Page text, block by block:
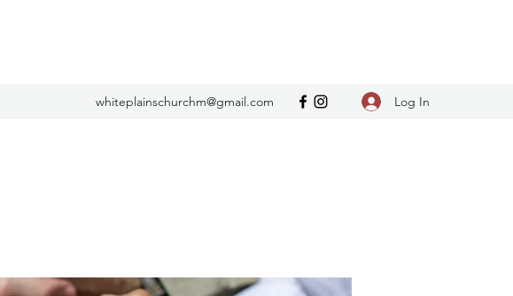
whiteplainschurchm@gmail.com Log In